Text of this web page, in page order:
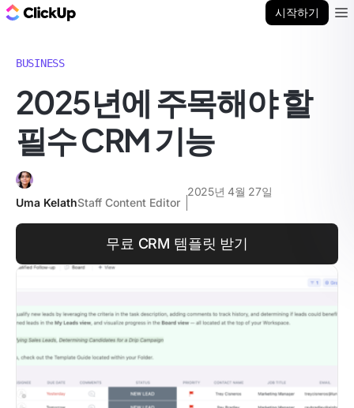
시작하기
BUSINESS
2025년에 주목해야 할
필수 CRM 기능
Uma KelathStaff Content Editor
2025년 4월 27일
무료 CRM 템플릿 받기